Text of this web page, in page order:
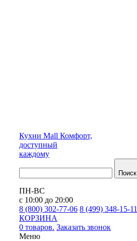
Кухни Mall Комфорт,
доступный
каждому
Поиск
ПН-ВС
с 10:00 до 20:00
8 (800) 302-77-06 8 (499) 348-15-11
КОРЗИНА
0 товаров. Заказать звонок
Меню